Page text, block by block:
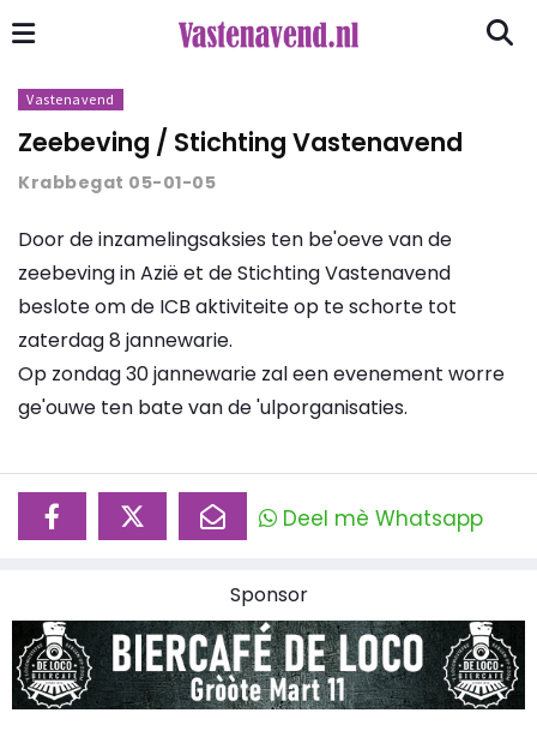
Vastenavend
Zeebeving / Stichting Vastenavend
Krabbegat 05-01-05
Door de inzamelingsaksies ten be'oeve van de
zeebeving in Azië et de Stichting Vastenavend
beslote om de ICB aktiviteite op te schorte tot
zaterdag 8 jannewarie.
Op zondag 30 jannewarie zal een evenement worre
ge'ouwe ten bate van de 'ulporganisaties.
Deel mè Whatsapp
Sponsor